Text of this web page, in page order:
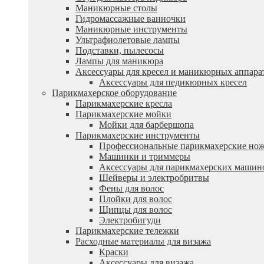
Маникюрные столы
Гидромассажные ванночки
Маникюрные инструменты
Ультрафиолетовые лампы
Подставки, пылесосы
Лампы для маникюра
Аксессуары для кресел и маникюрных
Аксессуары для педикюрных кресел
Парикмахерское оборудование
Парикмахерские кресла
Парикмахерские мойки
Мойки для барбершопа
Парикмахерские инструменты
Профессиональные парикмахерские
Машинки и триммеры
Аксессуары для парикмахерских
Шейверы и электробритвы
Фены для волос
Плойки для волос
Щипцы для волос
Электробигуди
Парикмахерские тележки
Расходные материалы для визажа
Краски